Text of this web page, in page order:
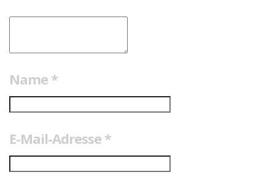
Name *
E-Mail-Adresse *